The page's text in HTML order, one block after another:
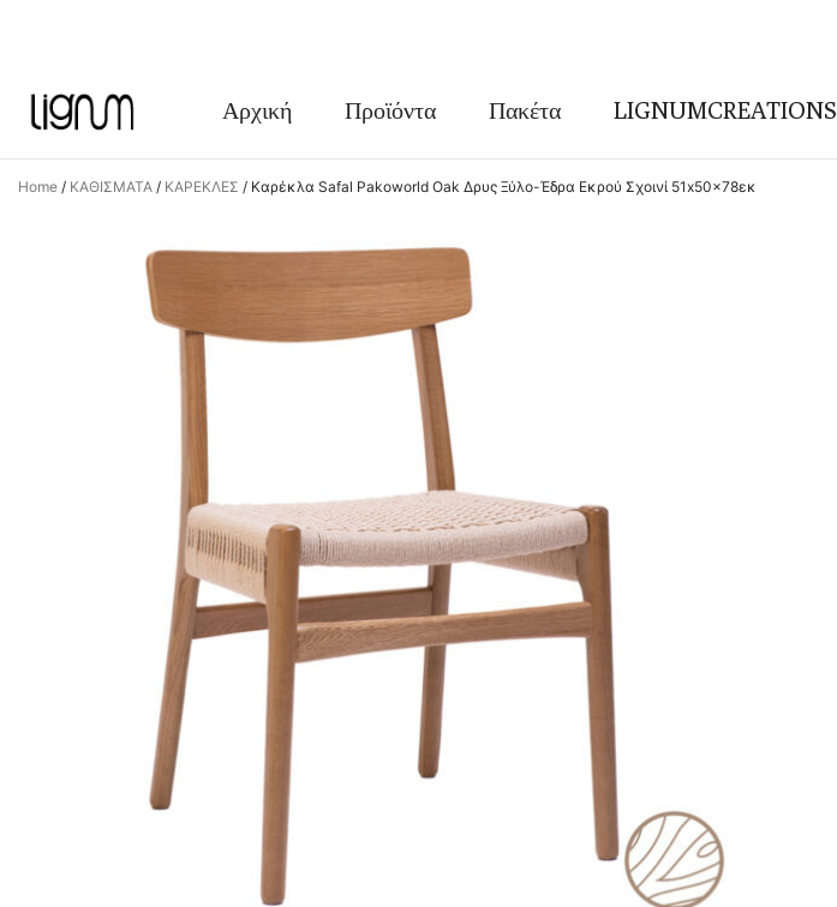
Αρχική Προϊόντα Πακέτα LIGNUMCREATIONS
Home / ΚΑΘΙΣΜΑΤΑ / ΚΑΡΕΚΛΕΣ / Καρέκλα Safal Pakoworld Oak Δρυς Ξύλο-Έδρα Εκρού Σχοινί 51x50x78εκ